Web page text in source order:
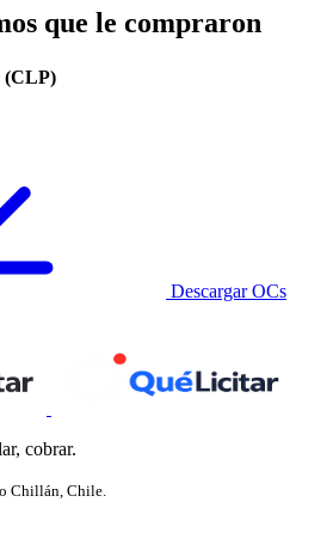
que le compraron
(CLP)
Descargar OCs
cobrar.
Chillán, Chile.